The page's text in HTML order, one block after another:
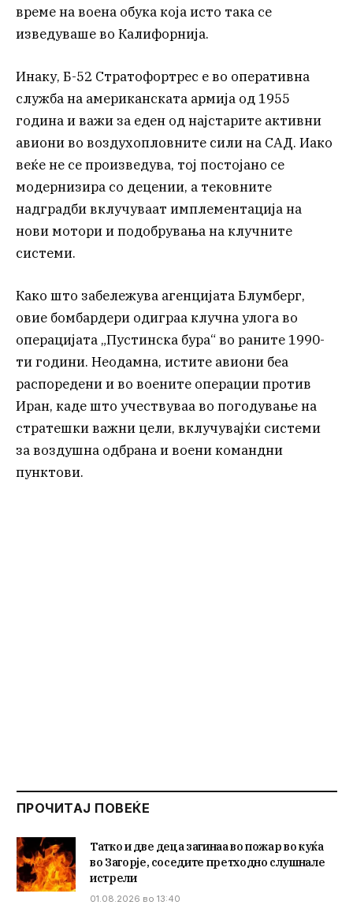
време на воена обука која исто така се
изведуваше во Калифорнија.
Инаку, Б-52 Стратофортрес е во оперативна
служба на американската армија од 1955
година и важи за еден од најстарите активни
авиони во воздухопловните сили на САД. Иако
веќе не се произведува, тој постојано се
модернизира со децении, а тековните
надградби вклучуваат имплементација на
нови мотори и подобрувања на клучните
системи.
Како што забележува агенцијата Блумберг,
овие бомбардери одиграа клучна улога во
операцијата „Пустинска бура“ во раните 1990-
ти години. Неодамна, истите авиони беа
распоредени и во воените операции против
Иран, каде што учествуваа во погодување на
стратешки важни цели, вклучувајќи системи
за воздушна одбрана и воени командни
пунктови.
ПРОЧИТАЈ ПОВЕЌЕ
Татко и две деца загинаа во пожар во куќа
во Загорје, соседите претходно слушнале
истрели
01.08.2026 во 13:40